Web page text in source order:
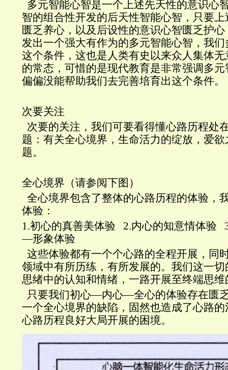
多元智能心智是一个上述先天性的意识心
智的组合性开发的后天性智能心智，只要
匮乏养心，以及后设性的意识心智匮乏护
发出一个强大有作为的多元智能心智，我
这个条件，这也是人类有史以来众人集体
的常态，可惜的是现代教育是非常强调多
偏偏没能帮助我们去完善培育出这个条件。
次要关注
次要的关注，我们可要看得懂心路历程处
题：有关全心境界，生命活力的绽放，爱
题。
全心境界（请参阅下图）
全心境界包含了整体的心路历程的体验，
体验：
1.初心的真善美体验 2.内心的知意情体验
—形象体验
这些体验都有一个个心路的全程开展，同
领域中有所历练，有所发展的。我们这一
思绪中的认知和情绪，一路开展至终端思
只要我们初心—内心—全心的体验存在匮
一个全心境界的缺陷，固然也造成了心路
心路历程良好大局开展的困境。